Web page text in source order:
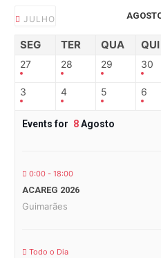
JULHO
SEG TER QUA QUI
27 28 29 30
3 4 5 6
Events for 8Agosto
0:00 - 18:00
ACAREG 2026
Guimarães
Todo o Dia